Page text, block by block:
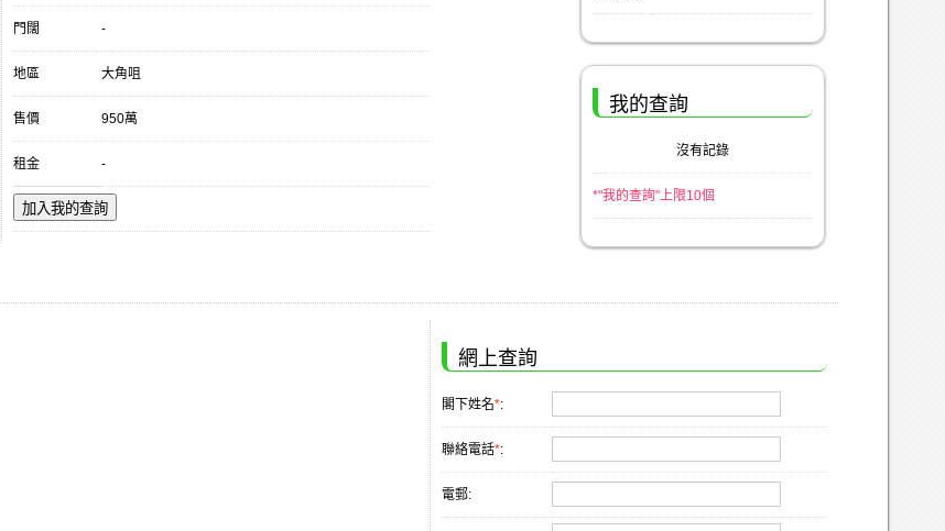
門闊 -
地區 大角咀
售價 950萬
租金 -
加入我的查詢
我的查詢
沒有記錄
*"我的查詢"上限10個
網上查詢
閣下姓名*:
聯絡電話*:
電郵: